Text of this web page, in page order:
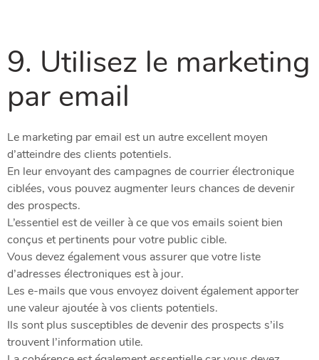
9. Utilisez le marketing
par email
Le marketing par email est un autre excellent moyen
d’atteindre des clients potentiels.
En leur envoyant des campagnes de courrier électronique
ciblées, vous pouvez augmenter leurs chances de devenir
des prospects.
L’essentiel est de veiller à ce que vos emails soient bien
conçus et pertinents pour votre public cible.
Vous devez également vous assurer que votre liste
d’adresses électroniques est à jour.
Les e-mails que vous envoyez doivent également apporter
une valeur ajoutée à vos clients potentiels.
Ils sont plus susceptibles de devenir des prospects s’ils
trouvent l’information utile.